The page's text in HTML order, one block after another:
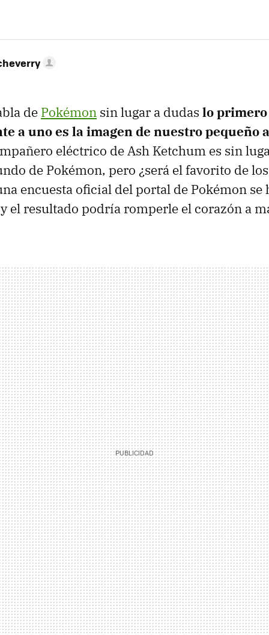
de Pokémon sin lugar a dudas lo primero
a uno es la imagen de nuestro pequeño
eléctrico de Ash Ketchum es sin
de Pokémon, pero ¿será el favorito de
encuesta oficial del portal de Pokémon se
el resultado podría romperle el corazón a